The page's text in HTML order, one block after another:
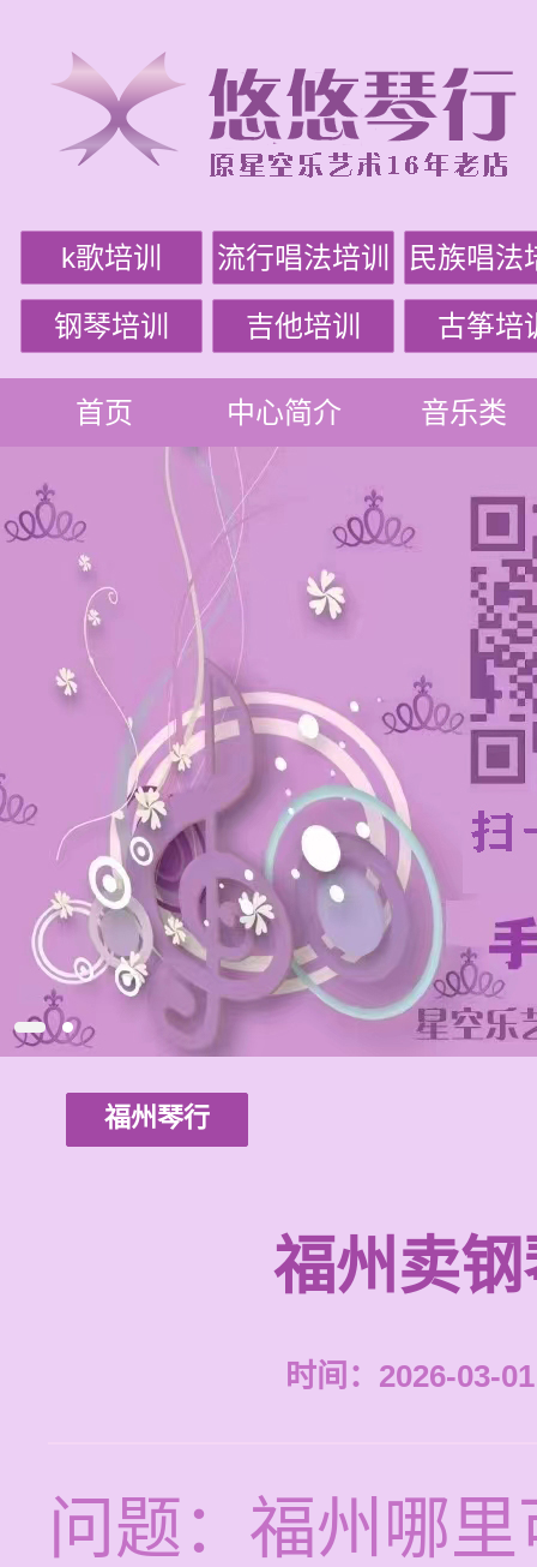
k歌培训 流行唱法培训 民族唱法
钢琴培训 吉他培训 古筝培
首页 中心简介 音乐类
福州琴行
福州卖
时间：2026-03-
问题：福州哪